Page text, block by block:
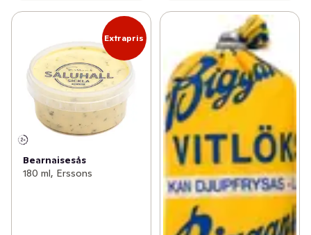
Extrapris
Bearnaisesås
180 ml, Erssons